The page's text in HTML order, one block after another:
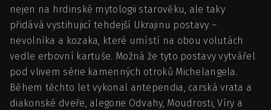
nejen na hrdinské mytologii starověku, ale taky
přidává vystihujicí tehdejší Ukrajinu postavy –
nevolníka a kozaka, které umístí na obou volutách
vedle erbovní kartuše. Možná že tyto postavy vytvářel
pod vlivem série kamenných otroků Michelangela.
Během těchto let vykonal antependia, carská vrata a
diakonské dveře, alegorie Odvahy, Moudrosti, Víry a